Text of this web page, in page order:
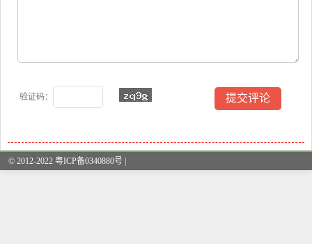
验证码：
© 2012-2022 粤ICP备0340880号 |